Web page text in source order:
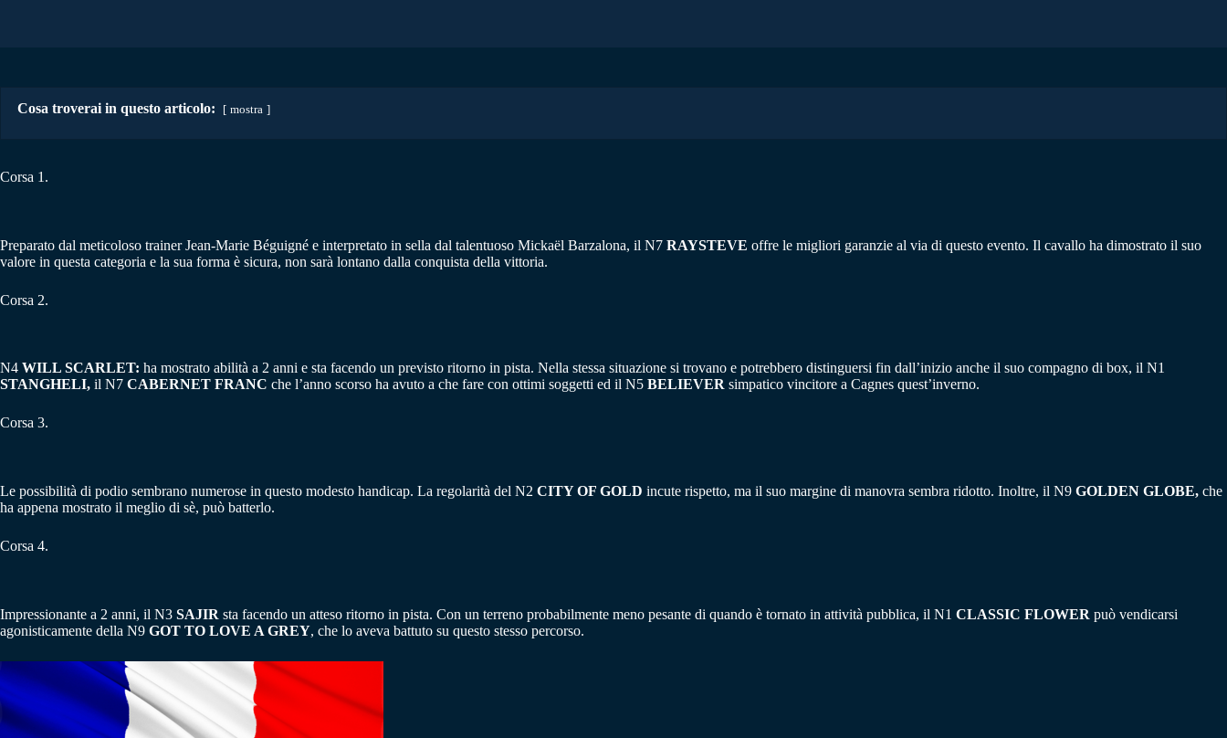
Cosa troverai in questo articolo: mostra
Corsa 1.
Preparato dal meticoloso trainer Jean-Marie Béguigné e interpretato in sella dal talentuoso Mickaël Barzalona, ​​​​il N7 RAYSTEVE offre le migliori garanzie al via di questo evento. Il cavallo ha dimostrato il suo
valore in questa categoria e la sua forma è sicura, non sarà lontano dalla conquista della vittoria.
Corsa 2.
N4 WILL SCARLET: ha mostrato abilità a 2 anni e sta facendo un previsto ritorno in pista. Nella stessa situazione si trovano e potrebbero distinguersi fin dall’inizio anche il suo compagno di box, il N1
STANGHELI, il N7 CABERNET FRANC che l’anno scorso ha avuto a che fare con ottimi soggetti ed il N5 BELIEVER simpatico vincitore a Cagnes quest’inverno.
Corsa 3.
Le possibilità di podio sembrano numerose in questo modesto handicap. La regolarità del N2 CITY OF GOLD incute rispetto, ma il suo margine di manovra sembra ridotto. Inoltre, il N9 GOLDEN GLOBE, che
ha appena mostrato il meglio di sè, può batterlo.
Corsa 4.
Impressionante a 2 anni, il N3 SAJIR sta facendo un atteso ritorno in pista. Con un terreno probabilmente meno pesante di quando è tornato in attività pubblica, il N1 CLASSIC FLOWER può vendicarsi
agonisticamente della N9 GOT TO LOVE A GREY, che lo aveva battuto su questo stesso percorso.